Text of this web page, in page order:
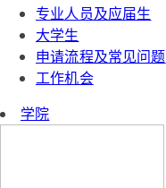
专业人员及应届生
大学生
申请流程及常见问题
工作机会
学院